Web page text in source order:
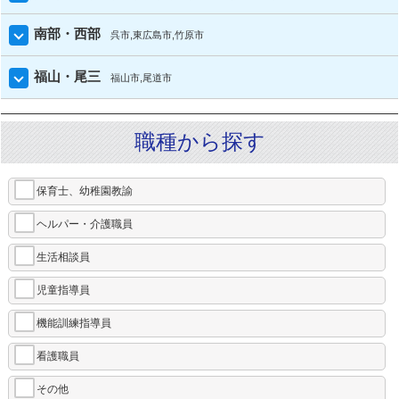
南部・西部 呉市 東広島市 竹原市
福山・尾三 福山市 尾道市
職種から探す
保育士、幼稚園教諭
ヘルパー・介護職員
生活相談員
児童指導員
機能訓練指導員
看護職員
その他